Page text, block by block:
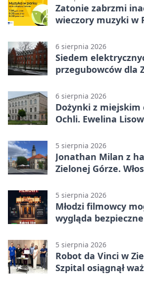
Zatonie zabrzmi
wieczory muzyki w
6 sierpnia 2026
Siedem
przegubowców dla
6 sierpnia 2026
Dożynki z
Ochli. Ewelina
5 sierpnia 2026
Jonathan Milan z
Zielonej Górze.
5 sierpnia 2026
Młodzi filmowcy
wygląda
5 sierpnia 2026
Robot da Vinci w
Szpital osiągnął